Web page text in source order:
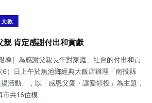
文教
親 肯定感謝付出和貢獻
導］為感謝父親長年對家庭、社會的付出和貢
6）日上午於魚池鄉經典大飯店辦理「南投縣
活動」，以「感恩父愛・讓愛領投」為主題，
共16位模...